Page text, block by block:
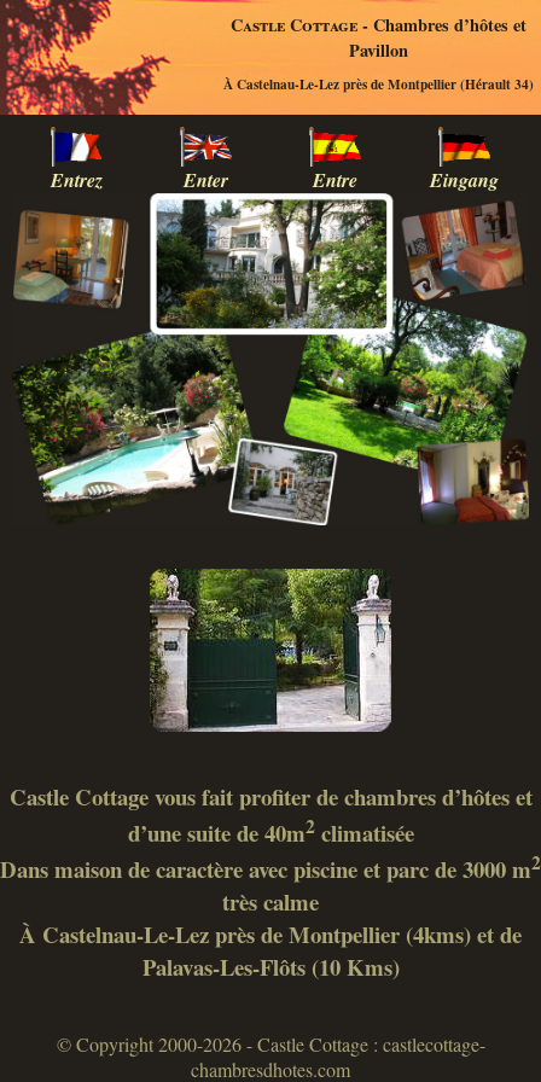
Castle Cottage- Chambres d’hôtes et
Pavillon
À Castelnau-Le-Lez près de Montpellier (Hérault 34)
Entrez Enter Entre Eingang
Castle Cottage vous fait profiter de chambres d’hôtes et
d’une suite de 40m2climatisée
Dans maison de caractère avec piscine et parc de 3000 m2
très calme
À Castelnau-Le-Lez près de Montpellier (4kms) et de
Palavas-Les-Flôts (10 Kms)
© Copyright 2000-2026 - Castle Cottage : castlecottage-
chambresdhotes.com